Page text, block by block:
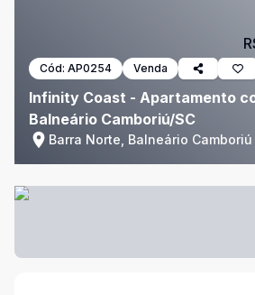
Cód: AP0254 Venda
Infinity Coast - Apartamento
Balneário Camboriú/SC
Barra Norte, Balneário Camboriú